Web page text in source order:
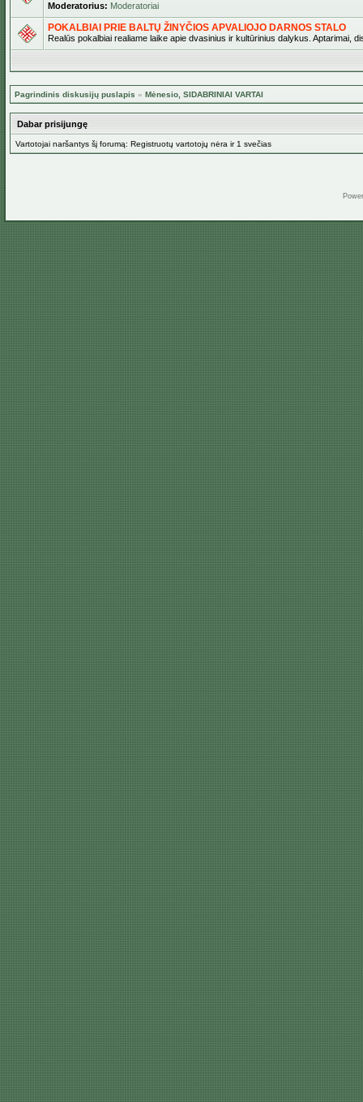
Moderatorius: Moderatoriai
POKALBIAI PRIE BALTŲ ŽINYČIOS APVALIOJO DARNOS STALO
Realūs pokalbiai realiame laike apie dvasinius ir kultūrinius dalykus. Aptarimai,
Pagrindinis diskusijų puslapis » Mėnesio, SIDABRINIAI VARTAI
Dabar prisijungę
Vartotojai naršantys šį forumą: Registruotų vartotojų nėra ir 1 svečias